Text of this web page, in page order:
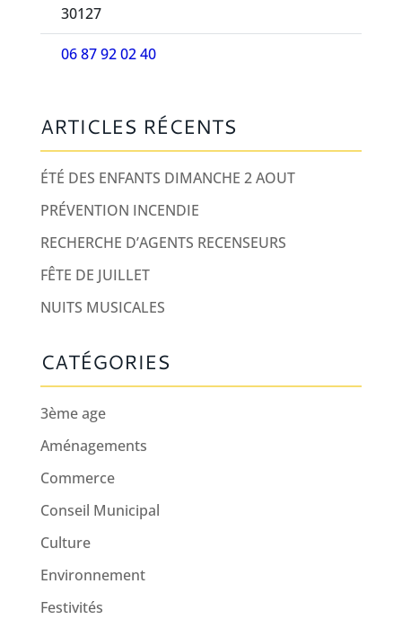
30127
06 87 92 02 40
ARTICLES RÉCENTS
ÉTÉ DES ENFANTS DIMANCHE 2 AOUT
PRÉVENTION INCENDIE
RECHERCHE D’AGENTS RECENSEURS
FÊTE DE JUILLET
NUITS MUSICALES
CATÉGORIES
3ème age
Aménagements
Commerce
Conseil Municipal
Culture
Environnement
Festivités